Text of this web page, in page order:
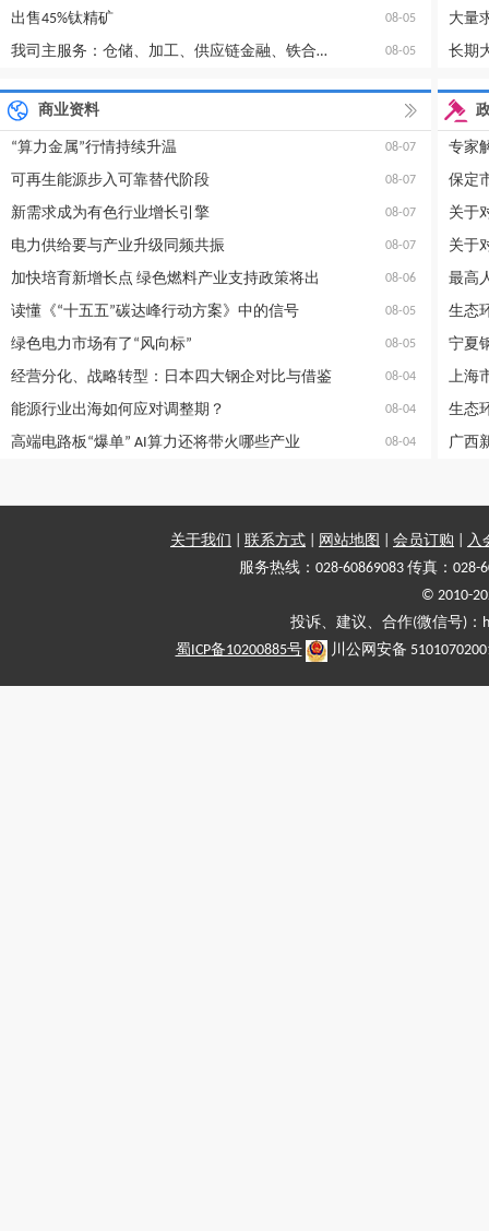
08-05
出售45%钛精矿
08-05
我司主服务：仓储、加工、供应链金融、铁合金信息咨询等
大量
长期
商业资料
08-07
“算力金属”行情持续升温
08-07
可再生能源步入可靠替代阶段
08-07
新需求成为有色行业增长引擎
08-07
电力供给要与产业升级同频共振
08-06
加快培育新增长点 绿色燃料产业支持政策将出
08-05
读懂《“十五五”碳达峰行动方案》中的信号
08-05
绿色电力市场有了“风向标”
08-04
经营分化、战略转型：日本四大钢企对比与借鉴
08-04
能源行业出海如何应对调整期？
08-04
高端电路板“爆单” AI算力还将带火哪些产业
专家
关于我们 联系方式 网站地图 会员订购
入
服务热线：028-60869083 传真：028-
© 2010-
投诉、建议、合作(微信号)
蜀ICP备10200885号
川公网安备